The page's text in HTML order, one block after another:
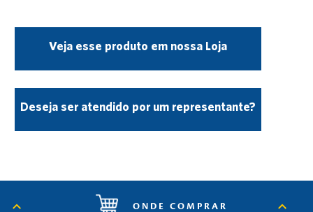
Veja esse produto em nossa Loja
Deseja ser atendido por um representante?
ONDE COMPRAR